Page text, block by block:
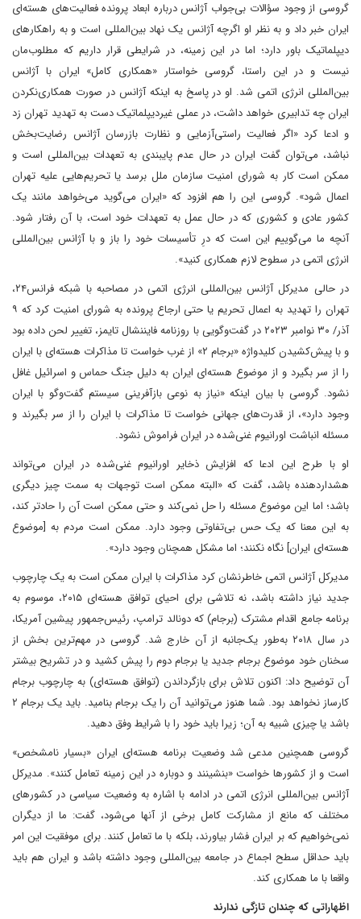
گروسی از وجود سؤالات بی‌جواب آژانس درباره ابعاد پرونده فعالیت‌های هسته‌ای
ایران خبر داد و به نظر او اگرچه آژانس یک نهاد بین‌المللی است و به راهکارهای
دیپلماتیک باور دارد؛ اما در این زمینه، در شرایطی قرار داریم که مطلوب‌مان
نیست و در این راستا، گروسی خواستار «همکاری کامل» ایران با آژانس
بین‌المللی انرژی اتمی شد. او در پاسخ به اینکه آژانس در صورت همکاری‌نکردن
ایران چه تدابیری خواهد داشت، در عملی غیردیپلماتیک دست به تهدید تهران زد
و ادعا کرد «اگر فعالیت راستی‌آزمایی و نظارت بازرسان آژانس رضایت‌بخش
نباشد، می‌توان گفت ایران در حال عدم پایبندی به تعهدات بین‌المللی است و
ممکن است کار به شورای امنیت سازمان ملل برسد یا تحریم‌هایی علیه تهران
اعمال شود». گروسی این را هم افزود که «ایران می‌گوید می‌خواهد مانند یک
کشور عادی و کشوری که در حال عمل به تعهدات خود است، با آن رفتار شود.
آنچه ما می‌گوییم این است که درِ تأسیسات خود را باز و با آژانس بین‌المللی
انرژی اتمی در سطوح لازم همکاری کنید».
در حالی مدیرکل آژانس بین‌المللی انرژی اتمی در مصاحبه با شبکه فرانس‌۲۴،
تهران را تهدید به اعمال تحریم یا حتی ارجاع پرونده به شورای امنیت کرد که ۹
آذر/ ۳۰ نوامبر ۲۰۲۳ در گفت‌وگویی با روزنامه فایننشال تایمز، تغییر لحن داده بود
و با پیش‌کشیدن کلیدواژه «برجام ۲» از غرب خواست تا مذاکرات هسته‌ای با ایران
را از سر بگیرد و از موضوع هسته‌ای ایران به دلیل جنگ حماس و اسرائیل غافل
نشود. گروسی با بیان اینکه «نیاز به نوعی بازآفرینی سیستم گفت‌وگو با ایران
وجود دارد»، از قدرت‌های جهانی خواست تا مذاکرات با ایران را از سر بگیرند و
مسئله انباشت اورانیوم غنی‌شده در ایران فراموش نشود.
او با طرح این ادعا که افزایش ذخایر اورانیوم غنی‌شده در ایران می‌تواند
هشداردهنده باشد، گفت که «البته ممکن است توجهات به سمت چیز دیگری
باشد؛ اما این موضوع مسئله را حل نمی‌کند و حتی ممکن است آن را حادتر کند،
به این معنا که یک حس بی‌تفاوتی وجود دارد. ممکن است مردم به [موضوع
هسته‌ای ایران] نگاه نکنند؛ اما مشکل همچنان وجود دارد».
مدیرکل آژانس اتمی خاطرنشان کرد مذاکرات با ایران ممکن است به یک چارچوب
جدید نیاز داشته باشد، نه تلاشی برای احیای توافق هسته‌ای ۲۰۱۵، موسوم به
برنامه جامع اقدام مشترک (برجام) که دونالد ترامپ، رئیس‌جمهور پیشین آمریکا،
در سال ۲۰۱۸ به‌طور یک‌جانبه از آن خارج شد. گروسی در مهم‌ترین بخش از
سخنان خود موضوع برجام جدید یا برجام دوم را پیش کشید و در تشریح بیشتر
آن توضیح داد: اکنون تلاش برای بازگرداندن (توافق هسته‌ای) به چارچوب برجام
کارساز نخواهد بود. شما هنوز می‌توانید آن را یک برجام بنامید. باید یک برجام ۲
باشد یا چیزی شبیه به آن؛ زیرا باید خود را با شرایط وفق دهید.
گروسی همچنین مدعی شد وضعیت برنامه هسته‌ای ایران «بسیار نامشخص»
است و از کشورها خواست «بنشینند و دوباره در این زمینه تعامل کنند». مدیرکل
آژانس بین‌المللی انرژی اتمی در ادامه با اشاره به وضعیت سیاسی در کشورهای
مختلف که مانع از مشارکت کامل برخی از آنها می‌شود، گفت: ما از دیگران
نمی‌خواهیم که بر ایران فشار بیاورند، بلکه با ما تعامل کنند. برای موفقیت این امر
باید حداقل سطح اجماع در جامعه بین‌المللی وجود داشته باشد و ایران هم باید
واقعا با ما همکاری کند.
اظهاراتی که چندان تازگی ندارند